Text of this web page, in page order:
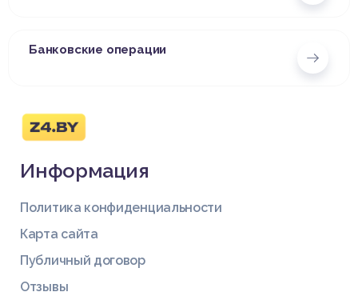
Банковские операции
Информация
Политика конфиденциальности
Карта сайта
Публичный договор
Отзывы